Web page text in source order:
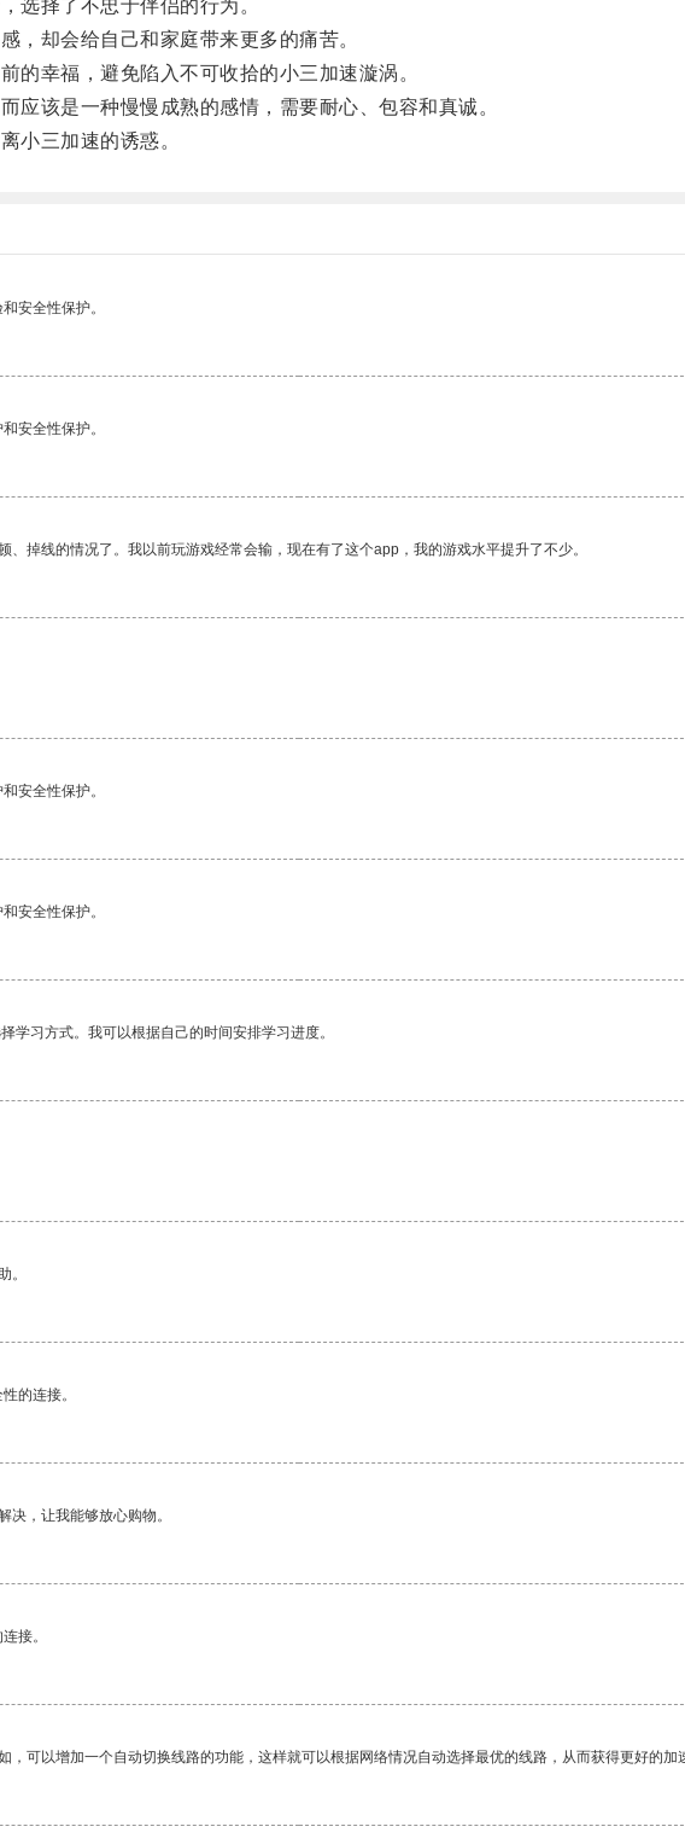
择了不忠于伴侣的行为。
却会给自己和家庭带来更多的痛苦。
幸福，避免陷入不可收拾的小三加速漩涡。
该是一种慢慢成熟的感情，需要耐心、包容和真诚。
三加速的诱惑。
安全性保护。
安全性保护。
掉线的情况了。我以前玩游戏经常会输，现在有了这个app，我的游戏水平提升了不少。
安全性保护。
安全性保护。
学习方式。我可以根据自己的时间安排学习进度。
。
的连接。
，让我能够放心购物。
接。
可以增加一个自动切换线路的功能，这样就可以根据网络情况自动选择最优的线路，从而获得更好的加